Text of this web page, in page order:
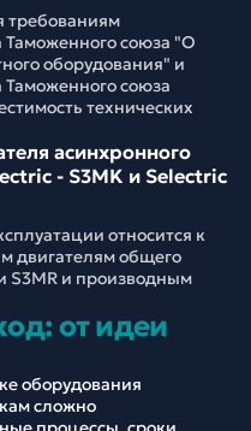
требованиям
Таможенного союза "О
оборудования" и
Таможенного союза
технических
асинхронного
- S3MK и Selectric
относится к
двигателям общего
S3MR и производным
от идеи
оборудования
сложно